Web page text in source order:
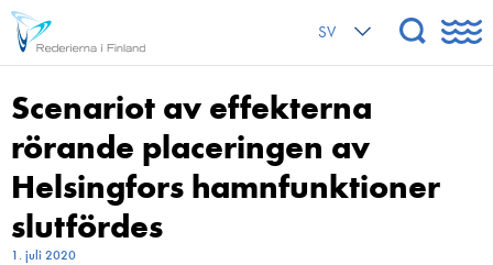
SV
Scenariot av effekterna
rörande placeringen av
Helsingfors hamnfunktioner
slutfördes
1. juli 2020